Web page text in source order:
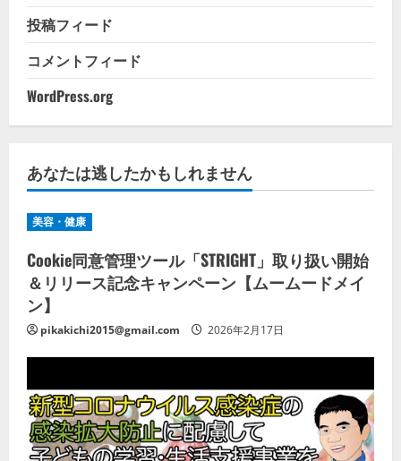
投稿フィード
コメントフィード
WordPress.org
あなたは逃したかもしれません
美容・健康
Cookie同意管理ツール「STRIGHT」取り扱い開始
＆リリース記念キャンペーン【ムームードメイ
ン】
pikakichi2015@gmail.com 2026年2月17日